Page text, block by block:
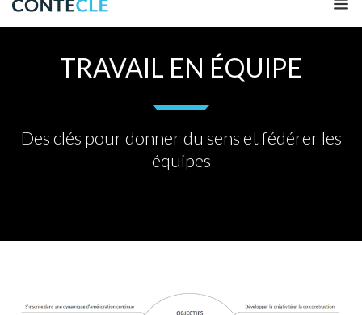
TRAVAIL EN ÉQUIPE
Des clés pour donner du sens et fédérer les
équipes